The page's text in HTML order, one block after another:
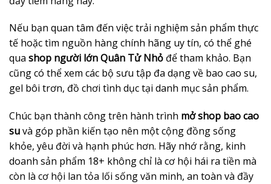
Nếu bạn quan tâm đến việc trải nghiệm sản phẩm thực
tế hoặc tìm nguồn hàng chính hãng uy tín, có thể ghé
qua shop người lớn Quân Tử Nhỏ để tham khảo. Bạn
cũng có thể xem các bộ sưu tập đa dạng về bao cao su,
gel bôi trơn, đồ chơi tình dục tại danh mục sản phẩm.
Chúc bạn thành công trên hành trình mở shop bao cao
suvà góp phần kiến tạo nên một cộng đồng sống
khỏe, yêu đời và hạnh phúc hơn. Hãy nhớ rằng, kinh
doanh sản phẩm 18+ không chỉ là cơ hội hái ra tiền mà
còn là cơ hội lan tỏa lối sống văn minh, an toàn và đầy